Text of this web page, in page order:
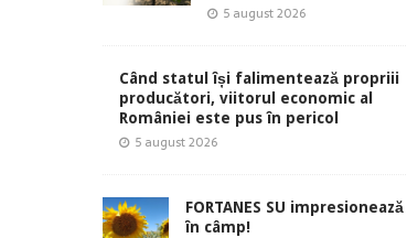
5 august 2026
Când statul își falimentează propriii
producători, viitorul economic al
României este pus în pericol
5 august 2026
FORTANES SU impresionează
în câmp!